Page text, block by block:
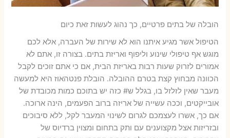
הובלה של בתים פרטיים, כך נהוג לעשות זאת כיום
הטיפול אשר מגיע איתנו הוא לא שירות של העברה, אלא לכם
מוגש אף טיפולי שינוע וליפוף ואריזת בתים. בצורה זו, אתם לא
אמורים לזרוק שעות רבות באריזת הבית, אם כי אתם זוכים לקבל
הכוונה מבחוץ קצת בטרם ההובלה. הובלת פנטהאוז היא למעשה
מעבר שאין לזלזל בו, בגלל ש# כזה יש בתוכם כמות מכובדת של
אובייקטים, וככה עשייה של אריזה ברוב הפעמים, הינה ארוכה.
אם כך, אשרו לעצמכם לגרום לשינוי המעבר לקל, ללא סיבוכים
ובזריזות אצל מקצוענים עם ותק בתחום ומצוין ברדיוס של